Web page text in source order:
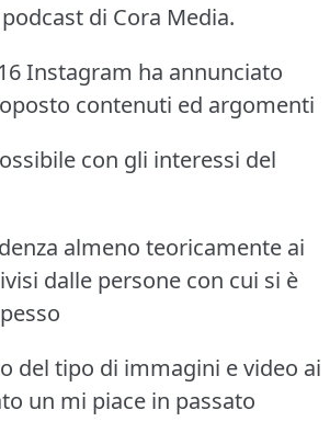
di Cora Media.
Instagram ha annunciato
contenuti ed argomenti
con gli interessi del
almeno teoricamente ai
dalle persone con cui si è
del tipo di immagini e video ai
un mi piace in passato